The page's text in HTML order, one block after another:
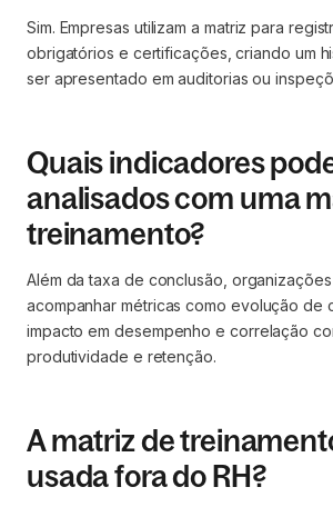
Sim. Empresas utilizam a matriz para
obrigatórios e certificações, criando um
ser apresentado em auditorias ou
Quais indicadores
analisados com uma
treinamento?
Além da taxa de conclusão, organizações
acompanhar métricas como evolução de
impacto em desempenho e correlação
produtividade e retenção.
A matriz de
usada fora do RH?